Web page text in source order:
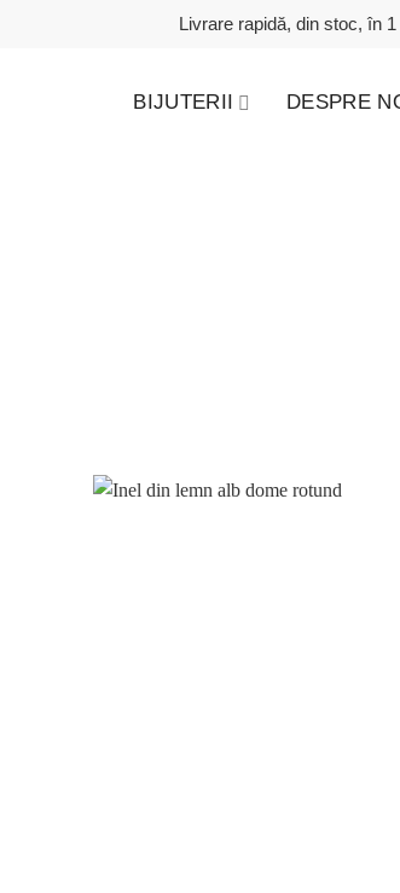
Livrare rapidă, din stoc, în
BIJUTERII DESPRE